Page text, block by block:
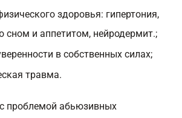
здоровья: гипертония,
сном и аппетитом, нейродермит.;
в собственных силах;
травма.
проблемой абьюзивных